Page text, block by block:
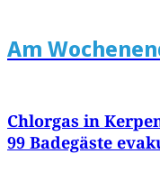
Am
Chlorgas in
99 Badegäste